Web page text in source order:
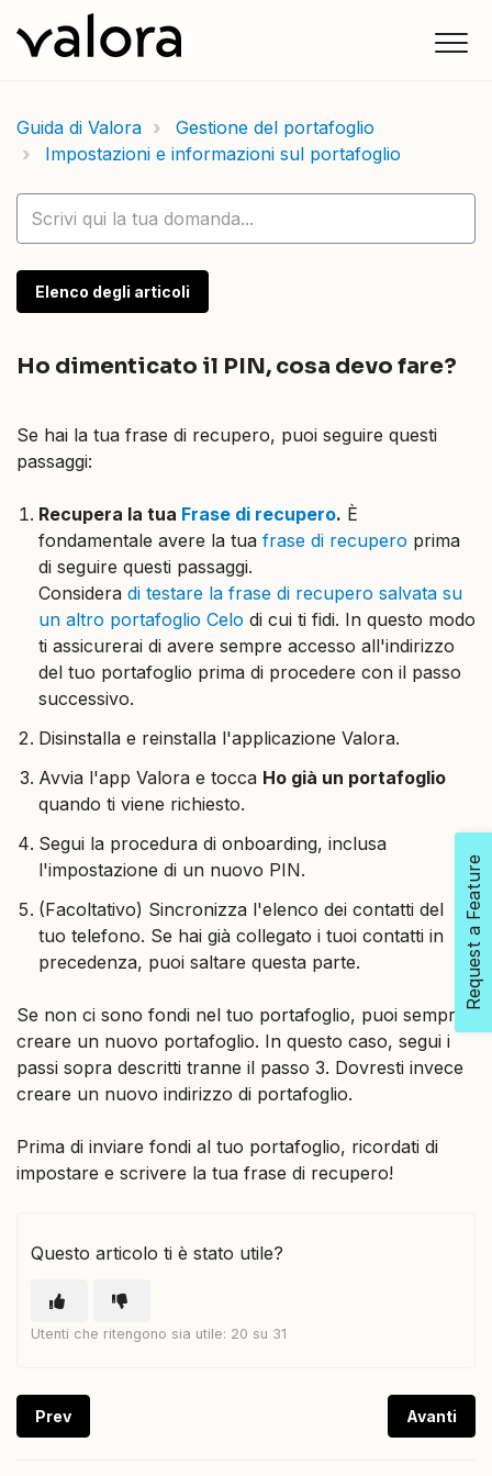
Guida di Valora
Gestione del portafoglio
Impostazioni e informazioni sul portafoglio
Elenco degli articoli
Ho dimenticato il PIN, cosa devo fare?
Se hai la tua frase di recupero, puoi seguire questi
passaggi:
Recupera la tua Frase di recupero. È
fondamentale avere la tua frase di recupero prima
di seguire questi passaggi.
Considera di testare la frase di recupero salvata su
un altro portafoglio Celo di cui ti fidi. In questo modo
ti assicurerai di avere sempre accesso all'indirizzo
del tuo portafoglio prima di procedere con il passo
successivo.
Disinstalla e reinstalla l'applicazione Valora.
Avvia l'app Valora e tocca Ho già un portafoglio
quando ti viene richiesto.
Segui la procedura di onboarding, inclusa
l'impostazione di un nuovo PIN.
(Facoltativo) Sincronizza l'elenco dei contatti del
tuo telefono. Se hai già collegato i tuoi contatti in
precedenza, puoi saltare questa parte.
Se non ci sono fondi nel tuo portafoglio, puoi sempre
creare un nuovo portafoglio. In questo caso, segui i
passi sopra descritti tranne il passo 3. Dovresti invece
creare un nuovo indirizzo di portafoglio.
Prima di inviare fondi al tuo portafoglio, ricordati di
impostare e scrivere la tua frase di recupero!
Questo articolo ti è stato utile?
Utenti che ritengono sia utile: 20 su 31
Prev Avanti
Request a Feature